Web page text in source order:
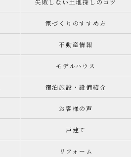
失敗しない土地探しのコツ
家づくりのすすめ方
不動産情報
モデルハウス
宿泊施設・設備紹介
お客様の声
戸建て
リフォーム